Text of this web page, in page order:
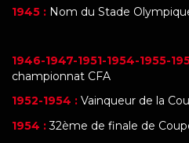
1945 : Nom du Stade
1946-1947-1951-1954-1955-
championnat CFA
1952-1954 : Vainqueur de la
1954 :32ème de finale de